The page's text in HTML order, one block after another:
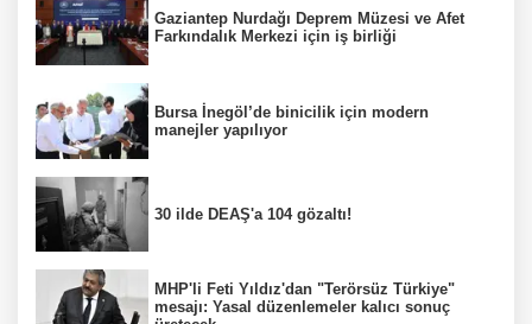
Gaziantep Nurdağı Deprem Müzesi ve Afet
Farkındalık Merkezi için iş birliği
Bursa İnegöl’de binicilik için modern
manejler yapılıyor
30 ilde DEAŞ'a 104 gözaltı!
MHP'li Feti Yıldız'dan "Terörsüz Türkiye"
mesajı: Yasal düzenlemeler kalıcı sonuç